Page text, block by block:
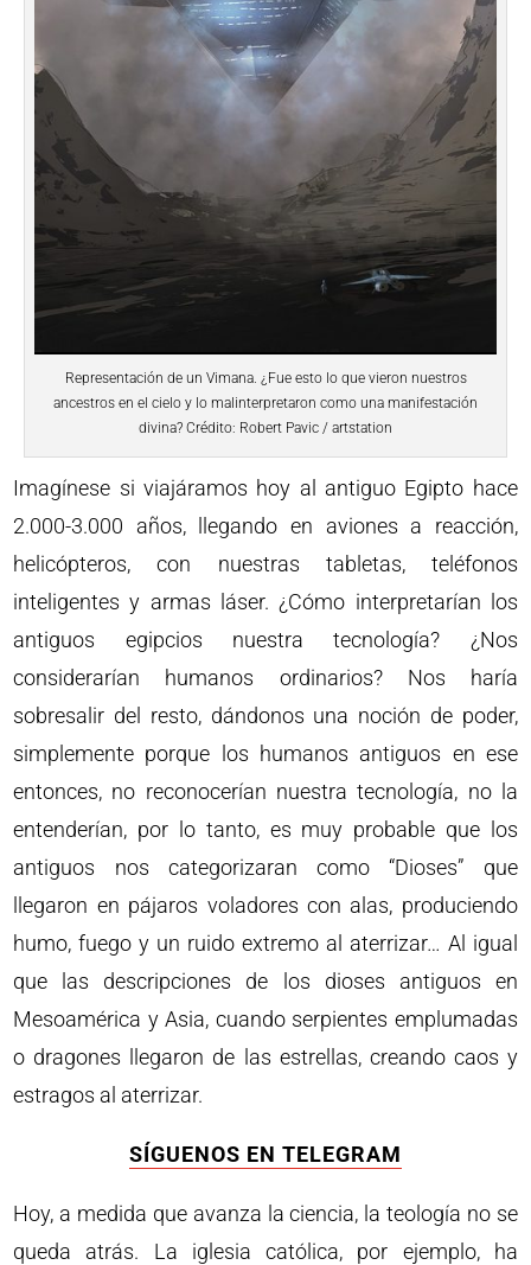
Representación de un Vimana. ¿Fue esto lo que vieron nuestros
ancestros en el cielo y lo malinterpretaron como una manifestación
divina? Crédito: Robert Pavic / artstation
Imagínese si viajáramos hoy al antiguo Egipto hace
2.000-3.000 años, llegando en aviones a reacción,
helicópteros, con nuestras tabletas, teléfonos
inteligentes y armas láser. ¿Cómo interpretarían los
antiguos egipcios nuestra tecnología? ¿Nos
considerarían humanos ordinarios? Nos haría
sobresalir del resto, dándonos una noción de poder,
simplemente porque los humanos antiguos en ese
entonces, no reconocerían nuestra tecnología, no la
entenderían, por lo tanto, es muy probable que los
antiguos nos categorizaran como “Dioses” que
llegaron en pájaros voladores con alas, produciendo
humo, fuego y un ruido extremo al aterrizar… Al igual
que las descripciones de los dioses antiguos en
Mesoamérica y Asia, cuando serpientes emplumadas
o dragones llegaron de las estrellas, creando caos y
estragos al aterrizar.
SÍGUENOS EN TELEGRAM
Hoy, a medida que avanza la ciencia, la teología no se
queda atrás. La iglesia católica, por ejemplo, ha